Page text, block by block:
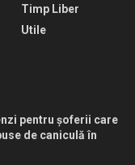
Timp Liber
Utile
pentru șoferii care
de caniculă în